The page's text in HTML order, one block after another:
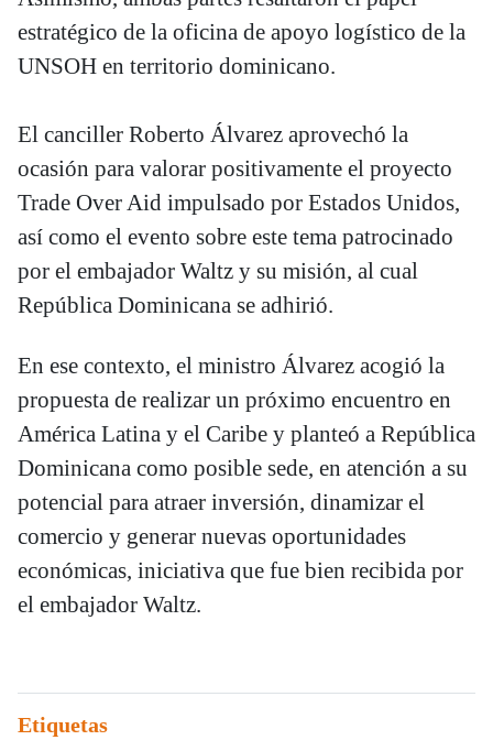
estratégico de la oficina de apoyo logístico de la
UNSOH en territorio dominicano.
El canciller Roberto Álvarez aprovechó la
ocasión para valorar positivamente el proyecto
Trade Over Aid impulsado por Estados Unidos,
así como el evento sobre este tema patrocinado
por el embajador Waltz y su misión, al cual
República Dominicana se adhirió.
En ese contexto, el ministro Álvarez acogió la
propuesta de realizar un próximo encuentro en
América Latina y el Caribe y planteó a República
Dominicana como posible sede, en atención a su
potencial para atraer inversión, dinamizar el
comercio y generar nuevas oportunidades
económicas, iniciativa que fue bien recibida por
el embajador Waltz.
Etiquetas